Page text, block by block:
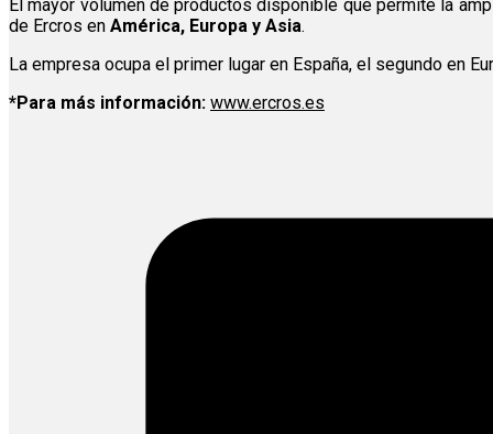
El mayor volumen de productos disponible que permite la
de Ercros en América, Europa y Asia.
La empresa ocupa el primer lugar en España, el segundo en
*Para más información: www.ercros.es